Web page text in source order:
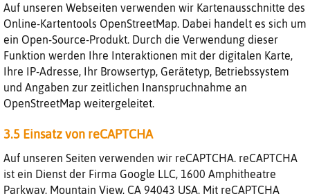
Auf unseren Webseiten verwenden wir Kartenausschnitte des
Online-Kartentools OpenStreetMap. Dabei handelt es sich um
ein Open-Source-Produkt. Durch die Verwendung dieser
Funktion werden Ihre Interaktionen mit der digitalen Karte,
Ihre IP-Adresse, Ihr Browsertyp, Gerätetyp, Betriebssystem
und Angaben zur zeitlichen Inanspruchnahme an
OpenStreetMap weitergeleitet.
3.5 Einsatz von reCAPTCHA
Auf unseren Seiten verwenden wir reCAPTCHA. reCAPTCHA
ist ein Dienst der Firma Google LLC, 1600 Amphitheatre
Parkway, Mountain View, CA 94043 USA. Mit reCAPTCHA